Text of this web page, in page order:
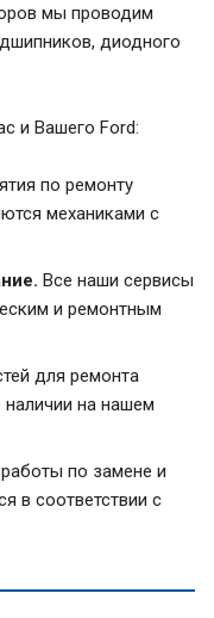
мы проводим
диодного
и Вашего Ford:
по ремонту
механиками с
Все наши сервисы
и ремонтным
для ремонта
наличии на нашем
по замене и
в соответствии с